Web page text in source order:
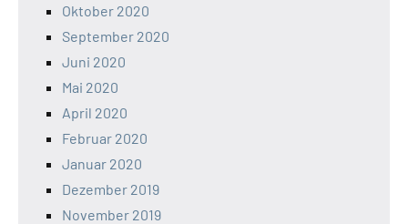
Oktober 2020
September 2020
Juni 2020
Mai 2020
April 2020
Februar 2020
Januar 2020
Dezember 2019
November 2019